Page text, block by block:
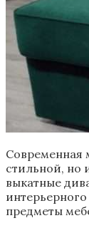
Современная
стильной, но
выкатные
предметы